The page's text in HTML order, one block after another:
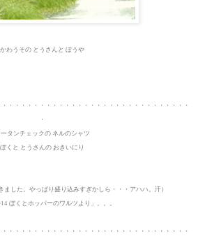
かわうその とうさんと ぼうや
・・・・・・・・・・・・・・・・・・・・・・・・・・・・・
・
ータンチェックの ネルのシャツ
ぼくと とうさんの おきいにり
ました。 やっぱり盛り込みすぎかしら・・・アハハ。汗）
ぼくとホッパーのワルツより」。。。
・・・・・・・・・・・・・・・・・・・・・・・・・・・・・